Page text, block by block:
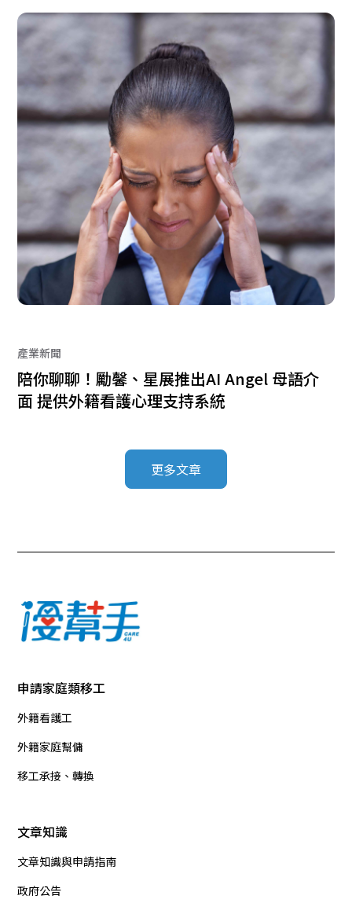
產業新聞
陪你聊聊！勵馨、星展推出AI Angel 母語介
面 提供外籍看護心理支持系統
更多文章
申請家庭類移工
外籍看護工
外籍家庭幫傭
移工承接、轉換
文章知識
文章知識與申請指南
政府公告